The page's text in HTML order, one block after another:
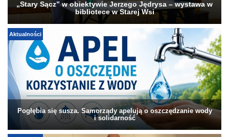
„Stary Sącz” w obiektywie Jerzego Jędrysa – wystawa w
bibliotece w Starej Wsi
Aktualności
Pogłębia się susza. Samorządy apelują o oszczędzanie wody
i solidarność